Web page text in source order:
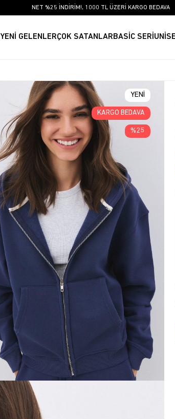
NET %25 İNDİRİM!, 1000 TL ÜZERİ KARGO BEDAVA
YENİ GELENLERÇOK SATANLARBASİC SERİ
YENI
ÜRÜN
KARGO BEDAVA
25